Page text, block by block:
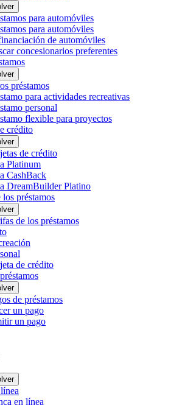
para automóviles
para automóviles
de automóviles
concesionarios preferentes
préstamos
para actividades recreativas
personal
flexible para proyectos
crédito
de crédito
Platinum
CashBack
DreamBuilder Platino
los préstamos
de los préstamos
de crédito
de préstamos
un pago
un pago
en línea